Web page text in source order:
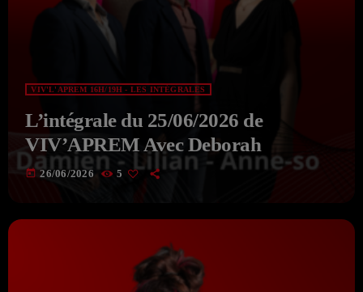
VIV'L'APREM 16H/19H - LES INTÉGRALES
L’intégrale du 25/06/2026 de
VIV’APREM Avec Deborah
today 26/06/2026 5